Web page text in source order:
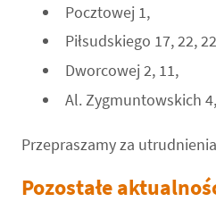
Pocztowej 1,
Piłsudskiego 17, 22,
Dworcowej 2, 11,
Al. Zygmuntowskich
Przepraszamy za
Pozostałe